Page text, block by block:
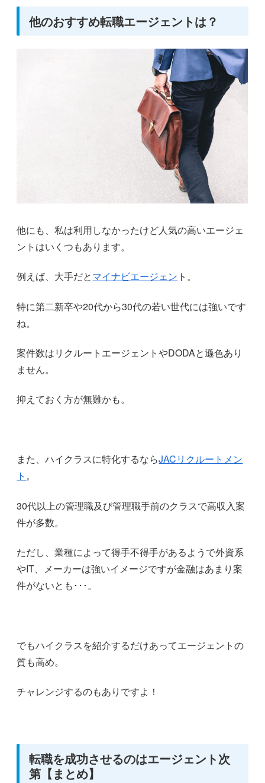
他のおすすめ転職エージェントは？
他にも、私は利用しなかったけど人気の高いエージェ
ントはいくつもあります。
例えば、大手だとマイナビエージェン ト。
特に第二新卒や20代から30代の若い世代には強いです
ね。
案件数はリクルートエージェントやDODAと遜色あり
ません。
抑えておく方が無難かも。
また、ハイクラスに特化するならJACリクルートメン
ト 。
30代以上の管理職及び管理職手前のクラスで高収入案
件が多数。
ただし、業種によって得手不得手があるようで外資系
やIT、メーカーは強いイメージですが金融はあまり案
件がないとも･･･。
でもハイクラスを紹介するだけあってエージェントの
質も高め。
チャレンジするのもありですよ！
転職を成功させるのはエージェント次
第【まとめ】